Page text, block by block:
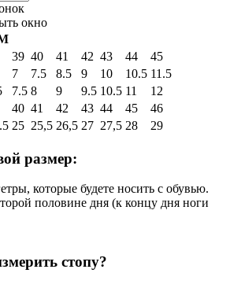
окно
39 40 41 42 43 44
45
7 7.5 8.5 9 10 10.5 11.5
7.5 8 9 9.5 10.5 11
12
40 41 42 43 44 45
46
25 25,5 26,5 27 27,5 28 29
размер:
которые будете носить с обувью.
половине дня (к концу дня ноги
стопу?